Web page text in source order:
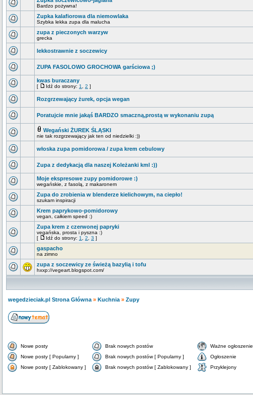
Bardzo pożywna!
Zupka kalafiorowa dla niemowlaka
Szybka lekka zupa dla malucha
zupa z pieczonych warzyw
grecka
lekkostrawnie z soczewicy
ZUPA FASOLOWO GROCHOWA garściowa ;)
kwas buraczany
[ Idź do strony: 1 2 ]
Rozgrzewający żurek, opcja wegan
Poratujcie mnie jakąś BARDZO smaczną,prostą w wykonaniu zupą
Wegański ŻUREK ŚLĄSKI
nie tak rozgrzewający jak ten od niedzielki :))
włoska zupa pomidorowa / zupa krem cebulowy
Zupa z dedykacją dla naszej Koleżanki kml :))
Moje ekspresowe zupy pomidorowe :)
wegańskie, z fasolą, z makaronem
Zupa do zrobienia w blenderze kielichowym, na ciepło!
szukam inspiracji
Krem paprykowo-pomidorowy
vegan, całkiem speed :)
Zupa krem z czerwonej papryki
vegańska, prosta i pyszna :)
[
Idź do strony: 1 2 3 ]
gaspacho
na zimno
zupa z soczewicy ze świeżą bazylią i tofu
hxxp://vegeart.blogspot.com/
wegedzieciak.pl Strona Główna » Kuchnia » Zupy
Nowe posty Brak nowych postów
Ważne ogłoszenie
Nowe posty [ Popularny ]
Brak nowych postów [ Popularny ]
Ogłoszenie
Nowe posty [ Zablokowany ]
Brak nowych postów [ Zablokowany ] Przyklejony